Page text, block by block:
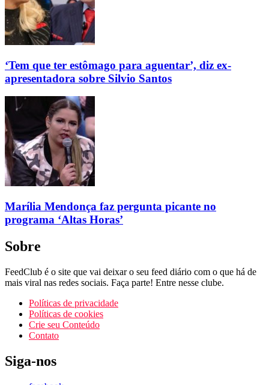
‘Tem que ter estômago para aguentar’, diz ex-
apresentadora sobre Silvio Santos
Marília Mendonça faz pergunta picante no
programa ‘Altas Horas’
Sobre
FeedClub é o site que vai deixar o seu feed diário com o que há de
mais viral nas redes sociais. Faça parte! Entre nesse clube.
Políticas de privacidade
Políticas de cookies
Crie seu Conteúdo
Contato
Siga-nos